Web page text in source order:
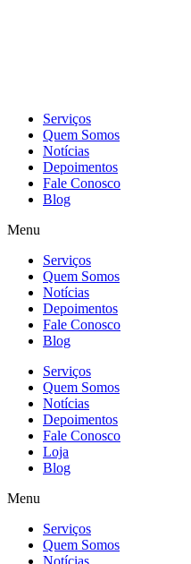
Serviços
Quem Somos
Notícias
Depoimentos
Fale Conosco
Blog
Menu
Serviços
Quem Somos
Notícias
Depoimentos
Fale Conosco
Blog
Serviços
Quem Somos
Notícias
Depoimentos
Fale Conosco
Loja
Blog
Menu
Serviços
Quem Somos
Notícias